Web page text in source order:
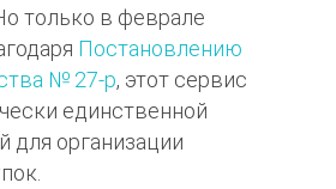
только в феврале
Постановлению
№ 27-р, этот сервис
единственной
для организации